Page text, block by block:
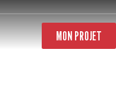
MON PROJET